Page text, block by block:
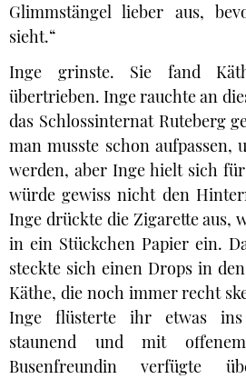
Glimmstängel lieber aus,
sieht.“
Inge grinste. Sie fand
übertrieben. Inge rauchte an
das Schlossinternat Ruteberg
man musste schon
werden, aber Inge hielt sich
würde gewiss nicht den
Inge drückte die Zigarette aus,
in ein Stückchen Papier ein.
steckte sich einen Drops in
Käthe, die noch immer recht
Inge flüsterte ihr etwas
staunend und mit
Busenfreundin verfügte